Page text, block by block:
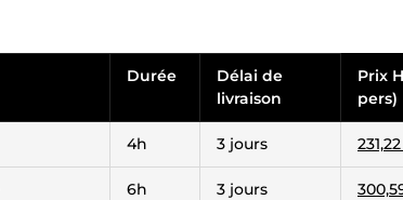
Durée
Délai de
livraison
Prix
pers)
4h 3 jours
6h 3 jours